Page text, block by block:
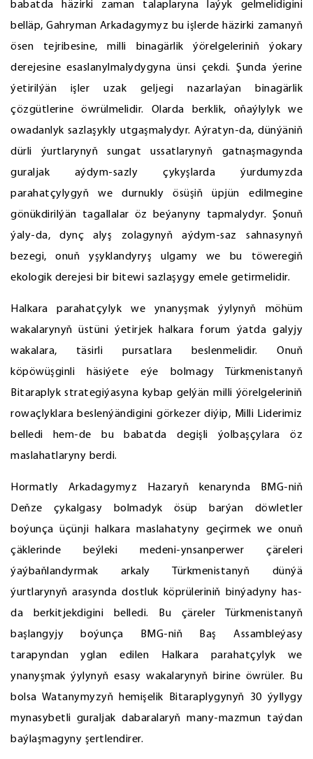
babatda häzirki zaman talaplaryna laýyk gelmelidigini
belläp, Gahryman Arkadagymyz bu işlerde häzirki zamanyň
ösen tejribesine, milli binagärlik ýörelgeleriniň ýokary
derejesine esaslanylmalydygyna ünsi çekdi. Şunda ýerine
ýetirilýän işler uzak geljegi nazarlaýan binagärlik
çözgütlerine öwrülmelidir. Olarda berklik, oňaýlylyk we
owadanlyk sazlaşykly utgaşmalydyr. Aýratyn-da, dünýäniň
dürli ýurtlarynyň sungat ussatlarynyň gatnaşmagynda
guraljak aýdym-sazly çykyşlarda ýurdumyzda
parahatçylygyň we durnukly ösüşiň üpjün edilmegine
gönükdirilýän tagallalar öz beýanyny tapmalydyr. Şonuň
ýaly-da, dynç alyş zolagynyň aýdym-saz sahnasynyň
bezegi, onuň yşyklandyryş ulgamy we bu töweregiň
ekologik derejesi bir bitewi sazlaşygy emele getirmelidir.
Halkara parahatçylyk we ynanyşmak ýylynyň möhüm
wakalarynyň üstüni ýetirjek halkara forum ýatda galyjy
wakalara, täsirli pursatlara beslenmelidir. Onuň
köpöwüşginli häsiýete eýe bolmagy Türkmenistanyň
Bitaraplyk strategiýasyna kybap gelýän milli ýörelgeleriniň
rowaçlyklara beslenýändigini görkezer diýip, Milli Liderimiz
belledi hem-de bu babatda degişli ýolbaşçylara öz
maslahatlaryny berdi.
Hormatly Arkadagymyz Hazaryň kenarynda BMG-niň
Deňze çykalgasy bolmadyk ösüp barýan döwletler
boýunça üçünji halkara maslahatyny geçirmek we onuň
çäklerinde beýleki medeni-ynsanperwer çäreleri
ýaýbaňlandyrmak arkaly Türkmenistanyň dünýä
ýurtlarynyň arasynda dostluk köprüleriniň binýadyny has-
da berkitjekdigini belledi. Bu çäreler Türkmenistanyň
başlangyjy boýunça BMG-niň Baş Assambleýasy
tarapyndan yglan edilen Halkara parahatçylyk we
ynanyşmak ýylynyň esasy wakalarynyň birine öwrüler. Bu
bolsa Watanymyzyň hemişelik Bitaraplygynyň 30 ýyllygy
mynasybetli guraljak dabaralaryň many-mazmun taýdan
baýlaşmagyny şertlendirer.